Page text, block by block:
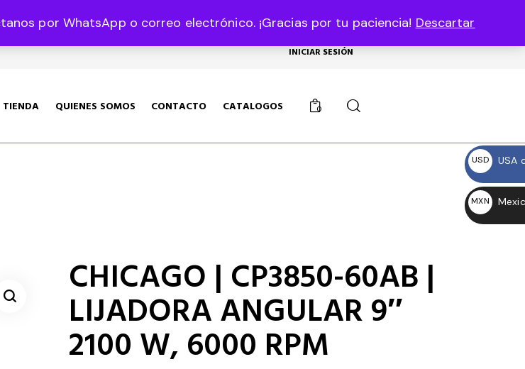
por WhatsApp o correo electrónico. ¡Gracias por tu paciencia! Descartar
USD, $
INICIAR SESIÓN
TIENDA QUIENES SOMOS CONTACTO CATALOGOS 0
CHICAGO | CP3850-60AB |
LIJADORA ANGULAR 9″
2100 W, 6000 RPM
USD
USA
MXN